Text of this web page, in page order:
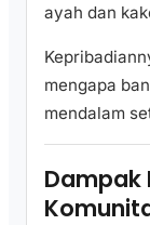
ayah dan
mengapa
mendalam
Dampak